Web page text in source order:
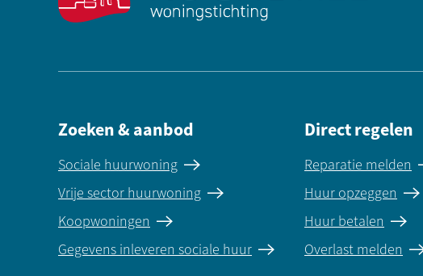
Zoeken & aanbod
Sociale huurwoning
Vrije sector huurwoning
Koopwoningen
Gegevens inleveren sociale huur
Direct regelen
Reparatie melden
Huur opzeggen
Huur betalen
Overlast melden